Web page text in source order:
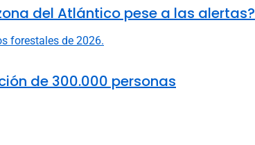
del Atlántico pese a las alertas?
de 300.000 personas